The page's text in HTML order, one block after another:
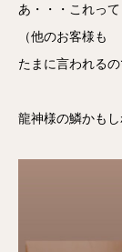
あ・・・これって
（他のお客様も
たまに言われるの
龍神様の鱗かも